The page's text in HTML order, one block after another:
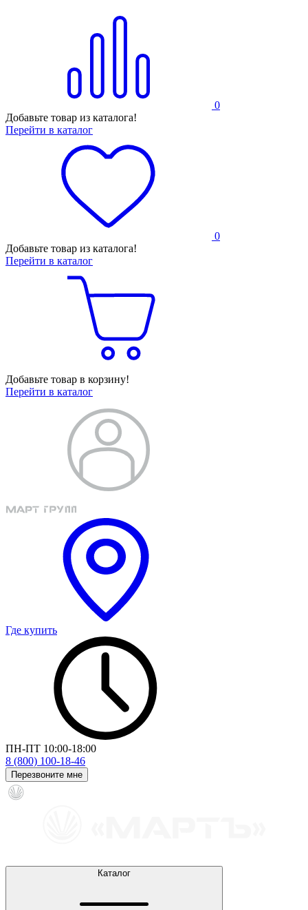
0
Добавьте товар из каталога!
Перейти в каталог
0
Добавьте товар из каталога!
Перейти в каталог
Добавьте товар в корзину!
Перейти в каталог
Где купить
ПН-ПТ 10:00-18:00
8 (800) 100-18-46
Перезвоните мне
Каталог